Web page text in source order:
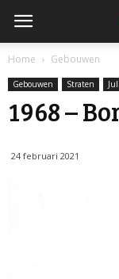
Home Gebouwen
Gebouwen Straten
1968 –
24 februari 2021